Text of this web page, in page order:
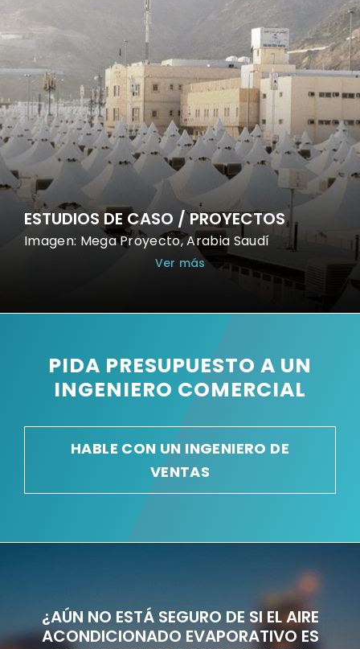
ESTUDIOS DE CASO / PROYECTOS
Imagen: Mega Proyecto, Arabia Saudí
Ver más
PIDA PRESUPUESTO A UN
INGENIERO COMERCIAL
HABLE CON UN INGENIERO DE
VENTAS
¿AÚN NO ESTÁ SEGURO DE SI EL AIRE
ACONDICIONADO EVAPORATIVO ES